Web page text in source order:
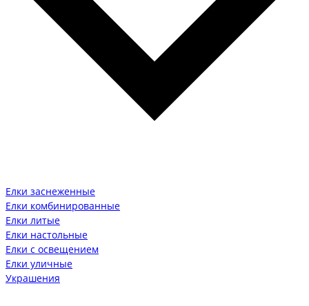
Елки заснеженные
Елки комбинированные
Елки литые
Елки настольные
Елки с освещением
Елки уличные
Украшения